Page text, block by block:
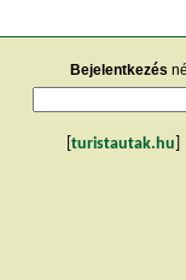
Bejelentkezés
turistautak.hu